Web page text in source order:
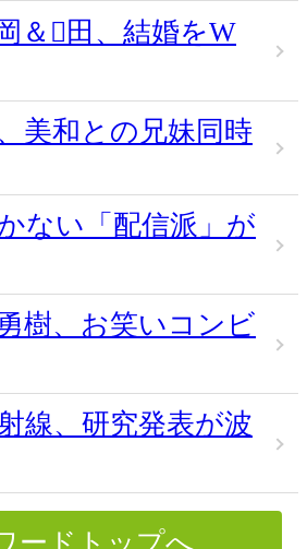
＆田、結婚をW
美和との兄妹同時
ない「配信派」が
樹、お笑いコンビ
線、研究発表が波
ードトップへ